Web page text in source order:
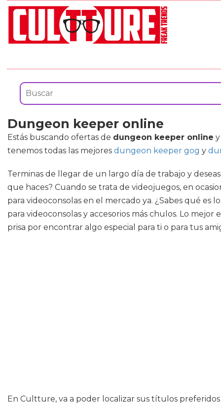
Dungeon keeper online
Estás buscando ofertas de dungeon keeper online
tenemos todas las mejores dungeon keeper gog y
Terminas de llegar de un largo día de trabajo y
que haces? Cuando se trata de videojuegos, en
para videoconsolas en el mercado ya. ¿Sabes qué es
para videoconsolas y accesorios más chulos. Lo
prisa por encontrar algo especial para ti o para tus
En Cultture, va a poder localizar sus títulos